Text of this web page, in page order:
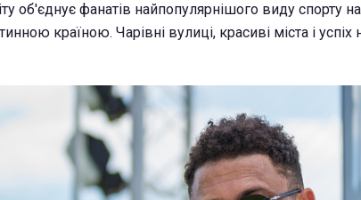
об'єднує фанатів найпопулярнішого виду спорту на
країною. Чарівні вулиці, красиві міста і успіх